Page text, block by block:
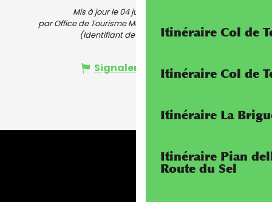
Itinéraire Col de
Itinéraire Col de
Itinéraire La
Itinéraire Pian
Route du Sel
Mis à jour le 04 juillet 2024 à 14:58
par Office de Tourisme Menton, Riviera & Merveilles
(Identifiant de l'offre :5118169)
Signaler une erreur